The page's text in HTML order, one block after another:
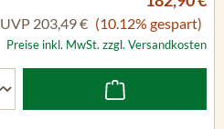
UVP 203,49 € (10.12% gespart)
Preise inkl. MwSt. zzgl. Versandkosten